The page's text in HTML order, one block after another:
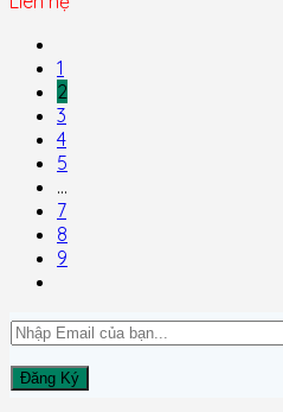
1
2
3
4
5
…
7
8
9